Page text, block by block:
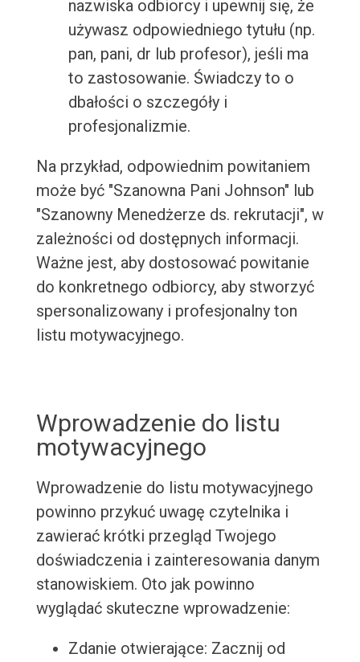
nazwiska odbiorcy i upewnij się, że
używasz odpowiedniego tytułu (np.
pan, pani, dr lub profesor), jeśli ma
to zastosowanie. Świadczy to o
dbałości o szczegóły i
profesjonalizmie.
Na przykład, odpowiednim powitaniem
może być "Szanowna Pani Johnson" lub
"Szanowny Menedżerze ds. rekrutacji", w
zależności od dostępnych informacji.
Ważne jest, aby dostosować powitanie
do konkretnego odbiorcy, aby stworzyć
spersonalizowany i profesjonalny ton
listu motywacyjnego.
Wprowadzenie do listu
motywacyjnego
Wprowadzenie do listu motywacyjnego
powinno przykuć uwagę czytelnika i
zawierać krótki przegląd Twojego
doświadczenia i zainteresowania danym
stanowiskiem. Oto jak powinno
wyglądać skuteczne wprowadzenie:
Zdanie otwierające: Zacznij od